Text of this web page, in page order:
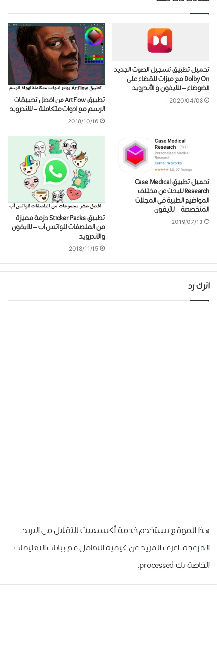
تحميل تطبيق تسجيل الصوت الجديد
Dolby On مع ميزات للقضاء على
الضوضاء – للآيفون و الأندرويد
2020/04/08
تطبيق ArtFlow من افضل تطبيقات
الرسم مع ادوات متكاملة – للاندرويد
2018/10/16
تحميل تطبيق Case Medical
Research للبحث عن مختلف
المواضيع الطبية في المجلات
المتخصصة – للآيفون
2019/07/13
تطبيق Sticker Packs حزمة مميزة
من الملصقات للواتس آب – للايفون
والاندرويد
2018/11/15
اترك رد
هذا الموقع يستخدم خدمة أكيسميت للتقليل من البريد
المزعجة.اعرف المزيد عن كيفية التعامل مع بيانات التعليقات
الخاصة بك processed
.